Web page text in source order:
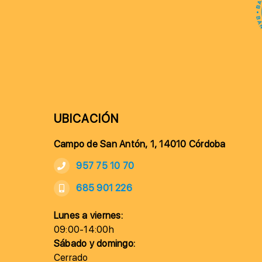
UBICACIÓN
Campo de San Antón, 1, 14010 Córdoba
957 75 10 70
685 901 226
Lunes a viernes:
09:00-14:00h
Sábado y domingo:
Cerrado